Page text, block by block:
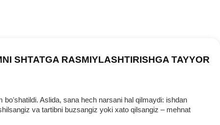
SHTATGA RASMIYLASHTIRISHGA TAYYOR
Aslida, sana hech narsani hal qilmaydi: ishdan
va tartibni buzsangiz yoki хato qilsangiz – mehnat